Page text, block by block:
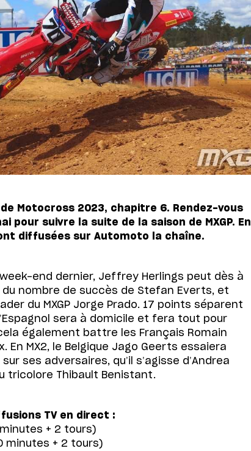
Motocross 2023, chapitre 6. Rendez-vous
pour suivre la suite de la saison de MXGP. En
diffusées sur Automoto la chaîne.
end dernier, Jeffrey Herlings peut dès à
nombre de succès de Stefan Everts, et
du MXGP Jorge Prado. 17 points séparent
sera à domicile et fera tout pour
également battre les Français Romain
En MX2, le Belgique Jago Geerts essaiera
ses adversaires, qu’il s’agisse d’Andrea
tricolore Thibault Benistant.
TV en direct :
minutes + 2 tours)
minutes + 2 tours)